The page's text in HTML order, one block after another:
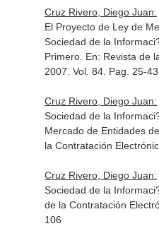
Cruz Rivero, Diego Juan:
El Proyecto de Ley de
Sociedad de la
Primero. En: Revista de
2007. Vol. 84. Pag. 25-43
Cruz Rivero, Diego Juan:
Sociedad de la
Mercado de Entidades
la Contratación
Cruz Rivero, Diego Juan:
Sociedad de la
de la Contratación
106